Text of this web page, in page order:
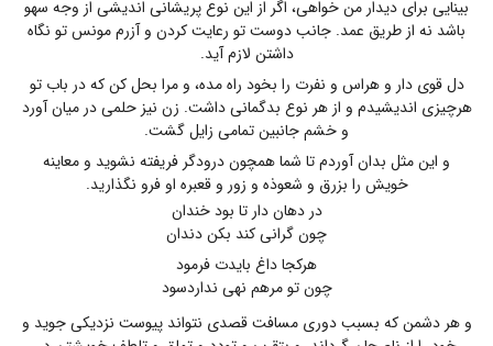
بینایی برای دیدار من خواهی، اگر از این نوع پریشانی اندیشی از وجه سهو
باشد نه از طریق عمد. جانب دوست تو رعایت کردن و آزرم مونس تو نگاه
داشتن لازم آید.
دل قوی دار و هراس و نفرت را بخود راه مده، و مرا بحل کن که در باب تو
هرچیزی اندیشیدم و از هر نوع بدگمانی داشت. زن نیز حلمی در میان آورد
و خشم جانبین تمامی زایل گشت.
و این مثل بدان آوردم تا شما همچون درودگر فریفته نشوید و معاینه
خویش را بزرق و شعوذه و زور و قعبره او فرو نگذارید.
در دهان دار تا بود خندان
چون گرانی کند بکن دندان
هرکجا داغ بایدت فرمود
چون تو مرهم نهی نداردسود
و هر دشمن که بسبب دوری مسافت قصدی نتواند پیوست نزدیکی جوید و